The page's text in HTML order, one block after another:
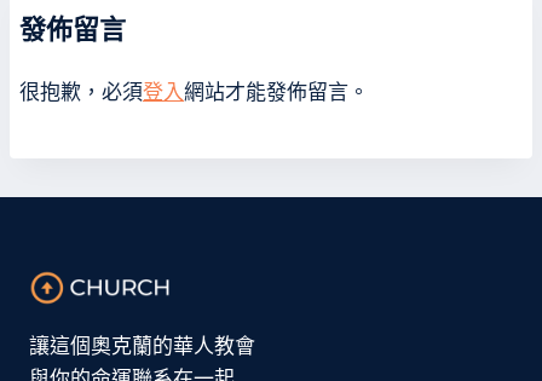
發佈留言
很抱歉，必須登入網站才能發佈留言。
讓這個奧克蘭的華人教會